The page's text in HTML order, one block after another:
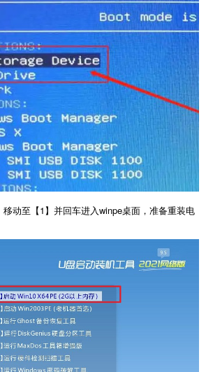
动至【1】并回车进入winpe桌面，准备重装电